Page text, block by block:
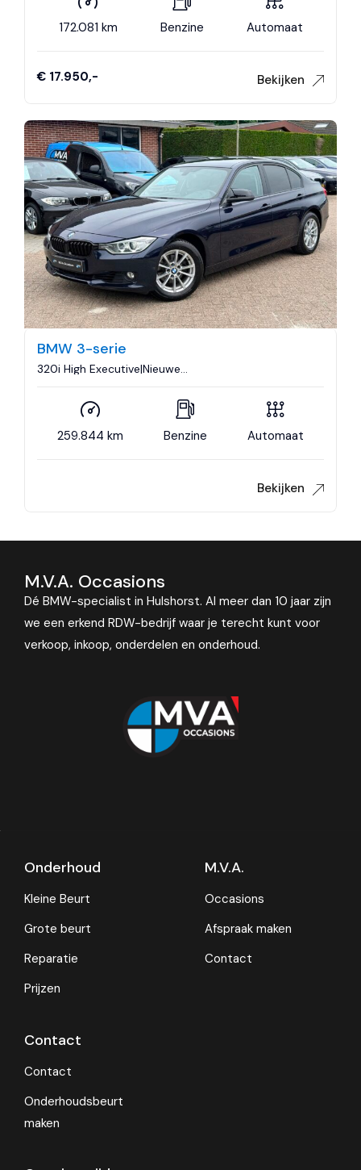
172.081 km Benzine Automaat
€ 17.950,- Bekijken
BMW 3-serie
320i High Executive|Nieuwe
259.844 km Benzine Automaat
Bekijken
M.V.A. Occasions
Dé BMW-specialist in Hulshorst. Al meer dan 10 jaar zijn
we een erkend RDW-bedrijf waar je terecht kunt voor
verkoop, inkoop, onderdelen en onderhoud.
Onderhoud
Kleine Beurt
Grote beurt
Reparatie
Prijzen
M.V.A.
Occasions
Afspraak maken
Contact
Contact
Contact
Onderhoudsbeurt
maken